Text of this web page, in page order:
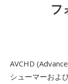
フ
AVCHD
シューマーおよ